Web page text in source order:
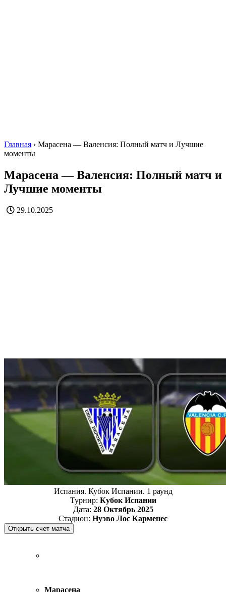
Главная › Марасена — Валенсия: Полный матч и Лучшие
моменты
Марасена — Валенсия: Полный матч и
Лучшие моменты
29.10.2025
Испания. Кубок Испании. 1 раунд
Турнир: Кубок Испании
Дата: 28 Октябрь 2025
Стадион: Нуэво Лос Карменес
Марасена